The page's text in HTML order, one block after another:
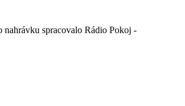
nahrávku spracovalo Rádio Pokoj -